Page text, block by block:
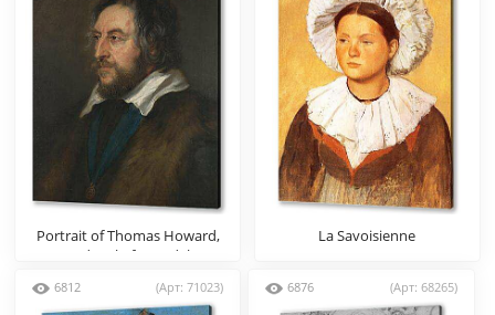
Portrait of Thomas Howard,
2nd Earl of Arundel
La Savoisienne
6812 (Арт: 71023) 6876 (Арт: 68265)